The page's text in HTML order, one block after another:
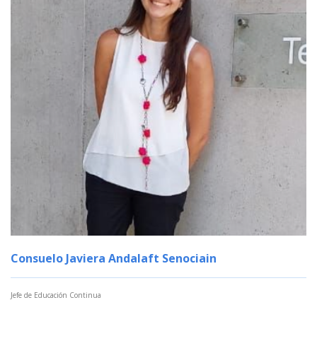
Consuelo Javiera Andalaft Senociain
Jefe de Educación Continua